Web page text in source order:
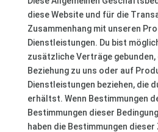
diese Website und für die
Zusammenhang mit unseren
Dienstleistungen. Du bist
zusätzliche Verträge gebunden,
Beziehung zu uns oder auf
Dienstleistungen beziehen, die
erhältst. Wenn Bestimmungen
Bestimmungen dieser
haben die Bestimmungen